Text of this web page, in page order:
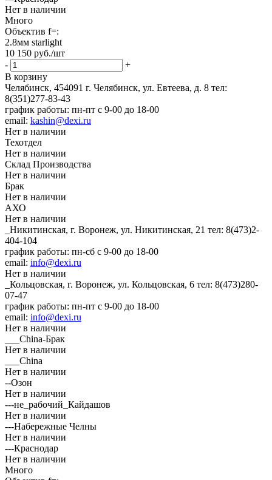
Нет в наличии
Много
Объектив f=:
2.8мм starlight
10 150 руб./шт
-
+
В корзину
Челябинск, 454091 г. Челябинск, ул. Евтеева, д. 8 тел:
8(351)277-83-43
график работы: пн-пт с 9-00 до 18-00
email: kashin@dexi.ru
Нет в наличии
Техотдел
Нет в наличии
Склад Производства
Нет в наличии
Брак
Нет в наличии
АХО
Нет в наличии
_Никитинская, г. Воронеж, ул. Никитинская, 21 тел: 8(473)2-
404-104
график работы: пн-сб с 9-00 до 18-00
email: info@dexi.ru
Нет в наличии
_Кольцовская, г. Воронеж, ул. Кольцовская, 6 тел: 8(473)280-
07-47
график работы: пн-пт с 9-00 до 18-00
email: info@dexi.ru
Нет в наличии
___China-Брак
Нет в наличии
___China
Нет в наличии
--Озон
Нет в наличии
---не_рабочий_Кайдашов
Нет в наличии
---Набережные Челны
Нет в наличии
---Краснодар
Нет в наличии
Много